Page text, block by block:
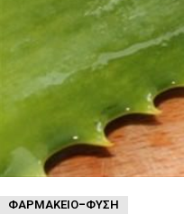
ΦΑΡΜΑΚΕΊΟ-ΦΎΣΗ